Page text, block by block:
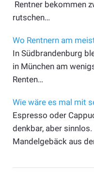
Rentner bekommen
rutschen…
Wo Rentnern am
In Südbrandenburg
in München am
Renten…
Wie wäre es mal mit
Espresso oder
denkbar, aber
Mandelgebäck aus